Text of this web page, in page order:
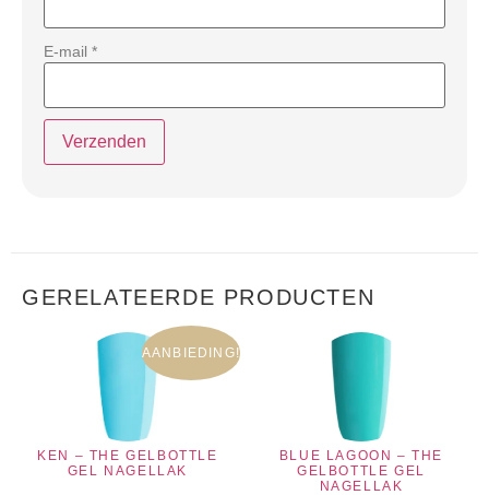
E-mail *
GERELATEERDE PRODUCTEN
AANBIEDING!
KEN – THE GELBOTTLE
GEL NAGELLAK
BLUE LAGOON – THE
GELBOTTLE GEL
NAGELLAK